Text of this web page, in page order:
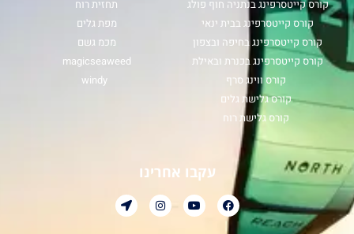
קורס קייטסרפינג בנתניה חוף פולג
קורס קייטסרפינג בבית ינאי
קורס קייטסרפינג בחיפה ובצפון
קורס קייטסרפינג בכנרת ובאילת
קורס ווינג סרף
קורס גלישת גלים
קורס גלישת רוח
תחזית רוח
מפת גלים
מכמ גשם
magicseaweed
windy
עקבו אחרינו